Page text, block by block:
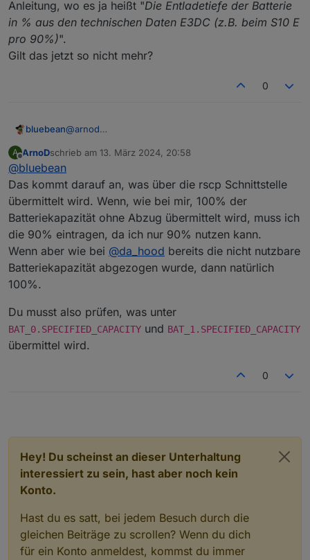
Anleitung, wo es ja heißt "Die Entladetiefe der Batterie
in % aus den technischen Daten E3DC (z.B. beim S10 E
pro 90%)".
Gilt das jetzt so nicht mehr?
0
bluebean@arnod
der Anleitung, wo es ja heißt "
Batterie in % aus den technischen Daten E3DC (z.B.
beim S10 E pro 90%)".
Gilt das jetzt so nicht mehr?
A
Offline
ArnoDschrieb am 13. März 2024, 20:58
zuletzt editiert von
@bluebean
Das kommt darauf an, was über die rscp Schnittstelle
übermittelt wird. Wenn, wie bei mir, 100% der
Batteriekapazität ohne Abzug übermittelt wird, muss ich
die 90% eintragen, da ich nur 90% nutzen kann.
Wenn aber wie bei @da_hood bereits die nicht nutzbare
Batteriekapazität abgezogen wurde, dann natürlich
100%.
Du musst also prüfen, was unter
BAT_0.SPECIFIED_CAPACITY und BAT_1.SPECIFIED_CAPACITY
übermittel wird.
0
Hey! Du scheinst an dieser Unterhaltung
interessiert zu sein, hast aber noch kein
Konto.
Hast du es satt, bei jedem Besuch durch die
gleichen Beiträge zu scrollen? Wenn du dich
für ein Konto anmeldest, kommst du immer